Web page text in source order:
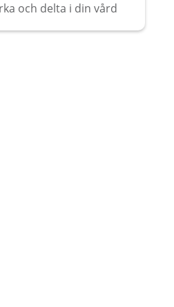
och delta i din vård